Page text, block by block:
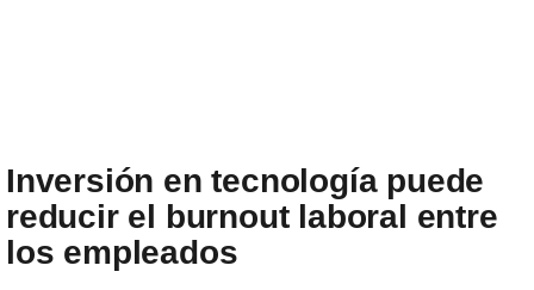
Inversión en tecnología puede
reducir el burnout laboral entre
los empleados